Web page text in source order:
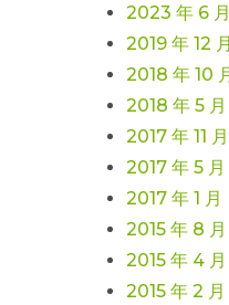
2023 年 6 月
2019 年 12 月
2018 年 10
2018 年 5 月
2017 年 11 月
2017 年 5 月
2017 年 1 月
2015 年 8 月
2015 年 4 月
2015 年 2 月